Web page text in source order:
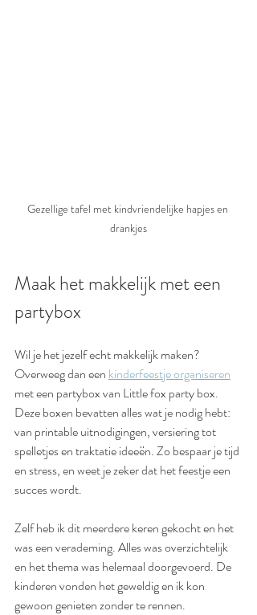
Gezellige tafel met kindvriendelijke hapjes en
drankjes
Maak het makkelijk met een
partybox
Wil je het jezelf echt makkelijk maken?
Overweeg dan een kinderfeestje organiseren
met een partybox van Little fox party box.
Deze boxen bevatten alles wat je nodig hebt:
van printable uitnodigingen, versiering tot
spelletjes en traktatie ideeën. Zo bespaar je tijd
en stress, en weet je zeker dat het feestje een
succes wordt.
Zelf heb ik dit meerdere keren gekocht en het
was een verademing. Alles was overzichtelijk
en het thema was helemaal doorgevoerd. De
kinderen vonden het geweldig en ik kon
gewoon genieten zonder te rennen.